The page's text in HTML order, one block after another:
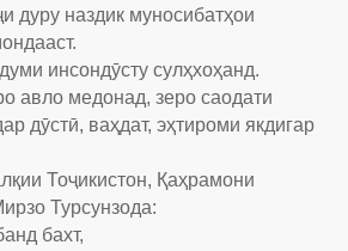
дуру наздик муносибатҳои
инсондӯсту сулҳхоҳанд.
авло медонад, зеро саодати
дӯстӣ, ваҳдат, эҳтироми якдигар
Тоҷикистон, Қаҳрамони
Турсунзода:
бахт,